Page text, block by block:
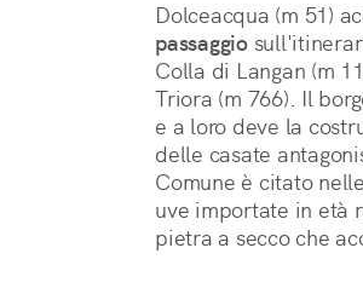
Dolceacqua (m 51)
passaggio
Colla di Langan (m
Triora (m 766). Il
e a loro deve la
delle casate
Comune è citato
uve importate in età
pietra a secco che